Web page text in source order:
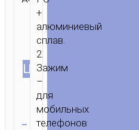
ЦВЕТ
Очистить
+
алюминиевый
сплав.
2.
Зажим
–
для
мобильных
телефонов